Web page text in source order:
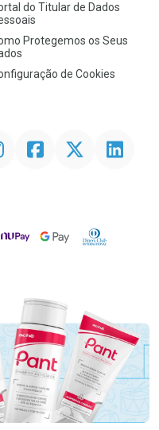
do Titular de Dados
Protegemos os Seus
de Cookies
FacebookTwitter Linkedin
NuPay Google PayDiners Club